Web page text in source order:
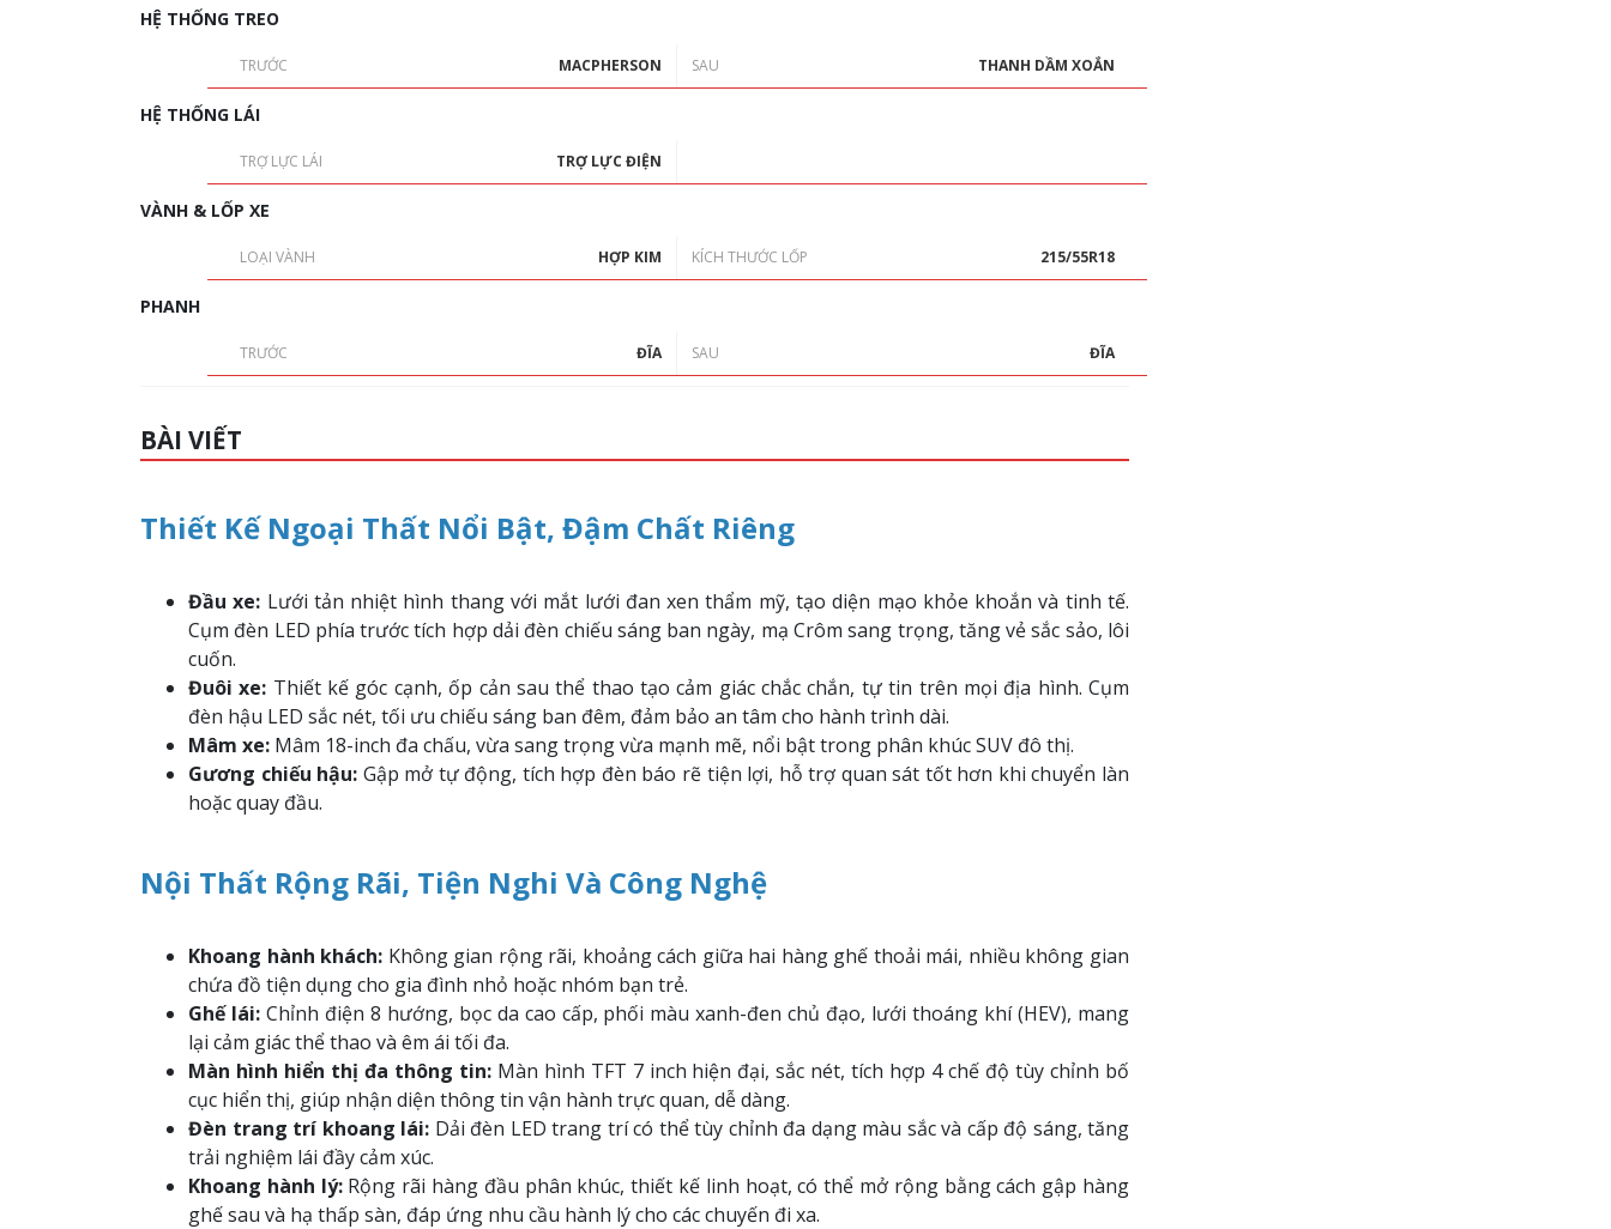
HỆ THỐNG TREO
TRƯỚC MACPHERSON SAU THANH DẦM XOẮN
HỆ THỐNG LÁI
TRỢ LỰC LÁI TRỢ LỰC ĐIỆN
VÀNH & LỐP XE
LOẠI VÀNH HỢP KIM KÍCH THƯỚC LỐP 215/55R18
PHANH
TRƯỚC ĐĨA SAU ĐĨA
BÀI VIẾT
Thiết Kế Ngoại Thất Nổi Bật, Đậm Chất Riêng
Đầu xe: Lưới tản nhiệt hình thang với mắt lưới đan xen thẩm mỹ, tạo diện mạo khỏe khoắn và tinh tế.
Cụm đèn LED phía trước tích hợp dải đèn chiếu sáng ban ngày, mạ Crôm sang trọng, tăng vẻ sắc sảo, lôi
cuốn.
Đuôi xe: Thiết kế góc cạnh, ốp cản sau thể thao tạo cảm giác chắc chắn, tự tin trên mọi địa hình. Cụm
đèn hậu LED sắc nét, tối ưu chiếu sáng ban đêm, đảm bảo an tâm cho hành trình dài.
Mâm xe: Mâm 18-inch đa chấu, vừa sang trọng vừa mạnh mẽ, nổi bật trong phân khúc SUV đô thị.
Gương chiếu hậu: Gập mở tự động, tích hợp đèn báo rẽ tiện lợi, hỗ trợ quan sát tốt hơn khi chuyển làn
hoặc quay đầu.
Nội Thất Rộng Rãi, Tiện Nghi Và Công Nghệ
Khoang hành khách: Không gian rộng rãi, khoảng cách giữa hai hàng ghế thoải mái, nhiều không gian
chứa đồ tiện dụng cho gia đình nhỏ hoặc nhóm bạn trẻ.
Ghế lái:Chỉnh điện 8 hướng, bọc da cao cấp, phối màu xanh-đen chủ đạo, lưới thoáng khí (HEV), mang
lại cảm giác thể thao và êm ái tối đa.
Màn hình hiển thị đa thông tin:Màn hình TFT 7 inch hiện đại, sắc nét, tích hợp 4 chế độ tùy chỉnh bố
cục hiển thị, giúp nhận diện thông tin vận hành trực quan, dễ dàng.
Đèn trang trí khoang lái: Dải đèn LED trang trí có thể tùy chỉnh đa dạng màu sắc và cấp độ sáng, tăng
trải nghiệm lái đầy cảm xúc.
Khoang hành lý:Rộng rãi hàng đầu phân khúc, thiết kế linh hoạt, có thể mở rộng bằng cách gập hàng
ghế sau và hạ thấp sàn, đáp ứng nhu cầu hành lý cho các chuyến đi xa.
Thông Báo
ĐÓNG